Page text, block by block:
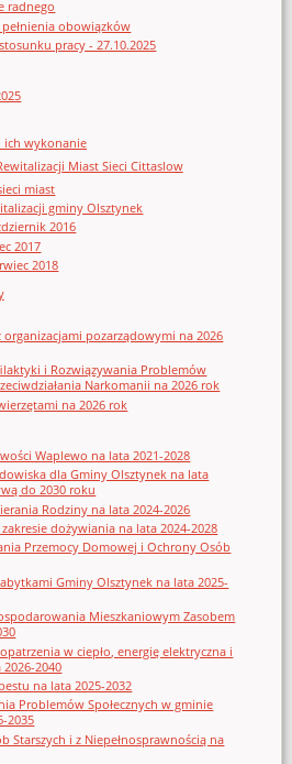
radnego
obowiązków
pracy - 27.10.2025
ich wykonanie
Miast Sieci Cittaslow
miast
gminy Olsztynek
2016
2017
2018
organizacjami pozarządowymi na 2026
i Rozwiązywania Problemów
Narkomanii na 2026 rok
na 2026 rok
Waplewo na lata 2021-2028
dla Gminy Olsztynek na lata
do 2030 roku
Rodziny na lata 2024-2026
dożywiania na lata 2024-2028
Przemocy Domowej i Ochrony Osób
Gminy Olsztynek na lata 2025-
Mieszkaniowym Zasobem
w ciepło, energię elektryczna i
2040
na lata 2025-2032
Problemów Społecznych w gminie
2035
Starszych i z Niepełnosprawnością na